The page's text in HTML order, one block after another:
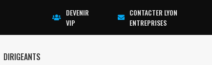
DEVENIR
VIP
CONTACTER LYON
ENTREPRISES
DIRIGEANTS